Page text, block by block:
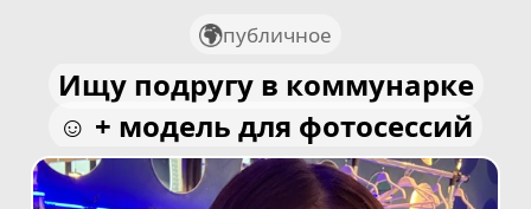
публичное
Ищу подругу в коммунарке
☺️ + модель для фотосессий